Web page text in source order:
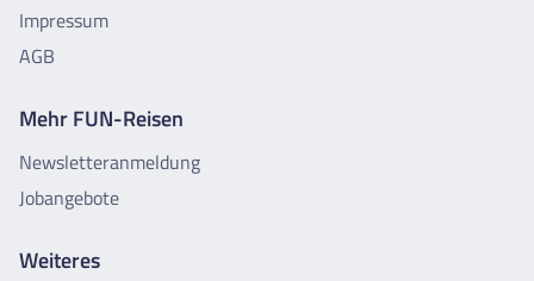
Impressum
AGB
Mehr FUN-Reisen
Newsletteranmeldung
Jobangebote
Weiteres